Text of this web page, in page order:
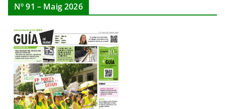
Nº 91 – Maig 2026